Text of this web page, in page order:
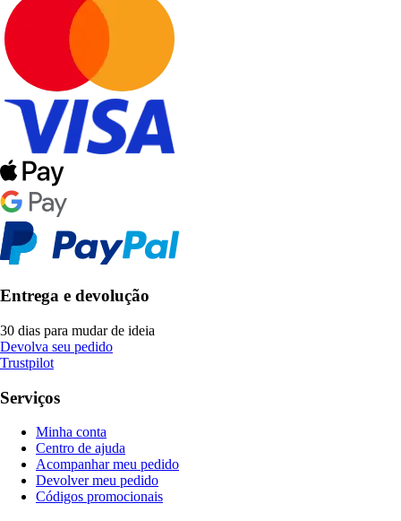
Entrega e devolução
30 dias para mudar de ideia
Devolva seu pedido
Trustpilot
Serviços
Minha conta
Centro de ajuda
Acompanhar meu pedido
Devolver meu pedido
Códigos promocionais